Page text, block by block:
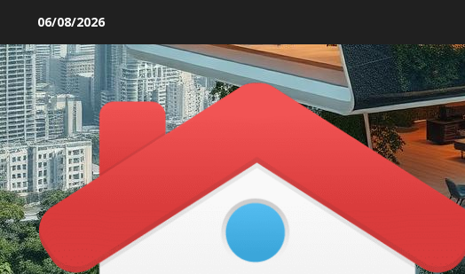
content
06/08/2026